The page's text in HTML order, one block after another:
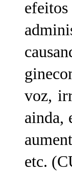
voz,
ainda,
etc.